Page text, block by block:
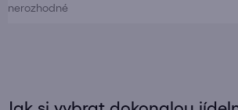
nerozhodné